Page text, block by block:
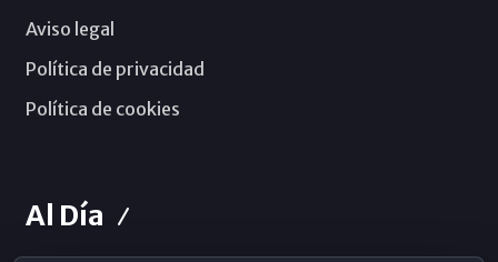
Aviso legal
Política de privacidad
Política de cookies
Al Día